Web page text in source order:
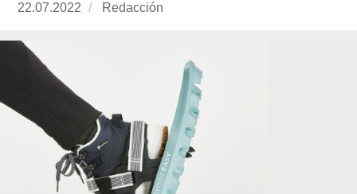
Publicado
22.07.2022 https://www.experimenta.es/author/redaccion/
Redacción